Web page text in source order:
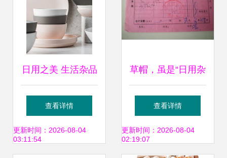
日用之美 生活杂品
拍摄杂记
查看详情
更新时间：2026-08-04
03:11:54
草帽，虽是“日用杂
品”，却也是一个时
代的记忆
查看详情
更新时间：2026-08-04
02:19:07